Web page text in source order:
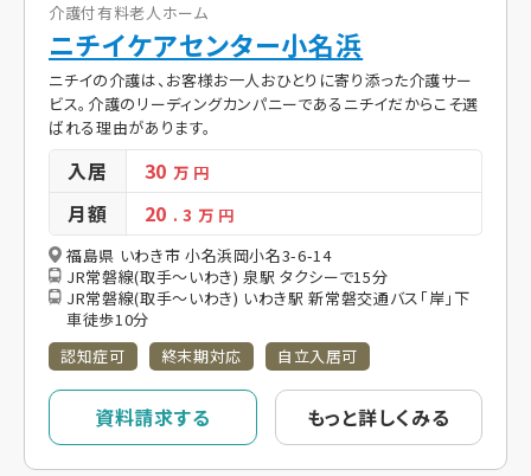
介護付有料老人ホーム
ニチイケアセンター小名浜
ニチイの介護は、お客様お一人おひとりに寄り添った介護サー
ビス。介護のリーディングカンパニーであるニチイだからこそ選
ばれる理由があります。
入居 30万 円
月額 20 . 3 万 円
福島県 いわき市 小名浜岡小名3-6-14
JR常磐線(取手～いわき) 泉駅 タクシーで15分
JR常磐線(取手～いわき) いわき駅 新常磐交通バス「岸」下
車徒歩10分
認知症可
終末期対応 自立入居可
資料請求する もっと詳しくみる